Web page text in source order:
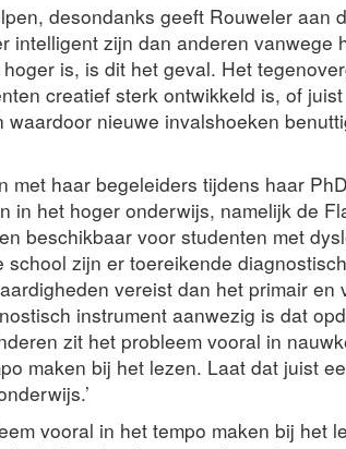
desondanks geeft Rouweler aan
intelligent zijn dan anderen vanwege
is, is dit het geval. Het
creatief sterk ontwikkeld is, of
nieuwe invalshoeken
met haar begeleiders tijdens haar
in het hoger onderwijs, namelijk de
beschikbaar voor studenten met
zijn er toereikende
vereist dan het primair en
instrument aanwezig is dat
zit het probleem vooral in
maken bij het lezen. Laat dat juist
vooral in het tempo maken bij het